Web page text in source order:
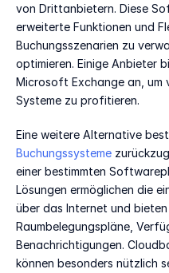
von Drittanbietern. Diese
erweiterte Funktionen und
Buchungsszenarien zu
optimieren. Einige Anbieter
Microsoft Exchange an, um
Systeme zu profitieren.
Eine weitere Alternative
Buchungssysteme
einer bestimmten
Lösungen ermöglichen die
über das Internet und
Raumbelegungspläne,
Benachrichtigungen.
können besonders nützlich